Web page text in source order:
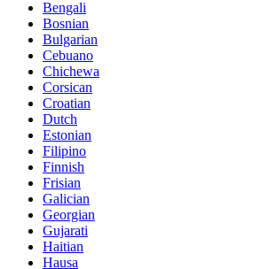
Bengali
Bosnian
Bulgarian
Cebuano
Chichewa
Corsican
Croatian
Dutch
Estonian
Filipino
Finnish
Frisian
Galician
Georgian
Gujarati
Haitian
Hausa